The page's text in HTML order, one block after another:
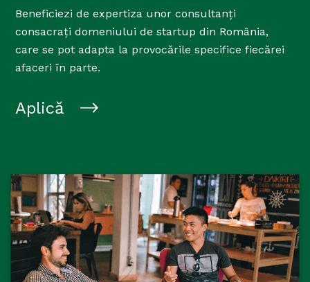
Beneficiezi de expertiza unor consultanți
consacrați domeniului de startup din România,
care se pot adapta la provocările specifice fiecărei
afaceri în parte.
Aplică